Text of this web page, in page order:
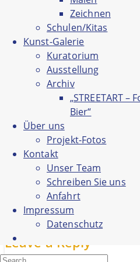
Zeichnen
Schulen/Kitas
Kunst-Galerie
Kuratorium
Ausstellung
Archiv
„STREETART
Bier“
Über uns
Projekt-Fotos
Kontakt
Unser Team
Schreiben Sie uns
Anfahrt
Impressum
Datenschutz
Unser Team
Schreiben Sie uns
Anfahrt
Impressum
Datenschutz
Logo_kreuzquer
Leave a Reply